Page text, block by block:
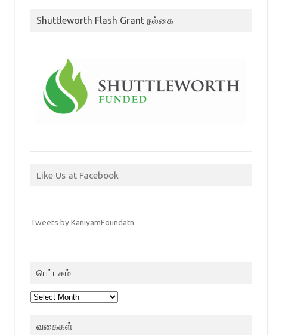
Shuttleworth Flash Grant நல்கை
Like Us at Facebook
Tweets by KaniyamFoundatn
பெட்டகம்
பெட்டகம்
வகைகள்